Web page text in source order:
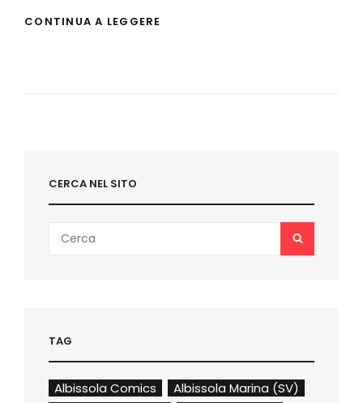
CONTINUA A LEGGERE
CERCA NEL SITO
for:
SEARCH
TAG
Albissola Comics
Albissola Marina (SV)